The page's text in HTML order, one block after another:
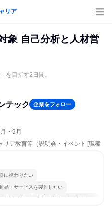
リア
象 自己分析と人材営
を目指す2日間。
テック 企業をフォロー
・9月
リア教育等（説明会・イベント [職種
に携わりたい
品・サービスを製作したい
に取り組む 多様な職種の人と関われる